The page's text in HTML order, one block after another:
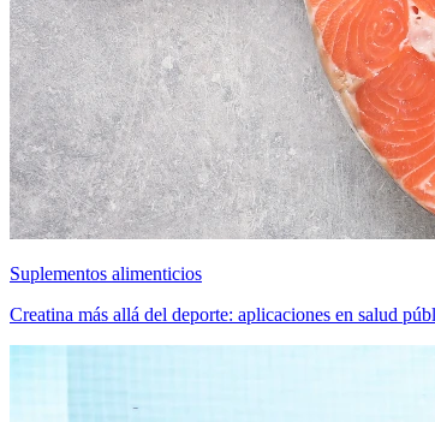
Suplementos alimenticios
Creatina más allá del deporte: aplicaciones en salud